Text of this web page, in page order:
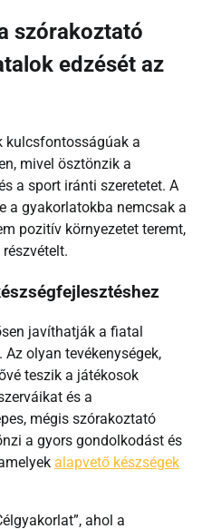
szórakoztató
edzését az
kulcsfontosságúak a
mivel ösztönzik a
a sport iránti szeretetet. A
a gyakorlatokba nemcsak a
pozitív környezetet teremt,
javíthatják a fiatal
olyan tevékenységek,
teszik a játékosok
és a
mégis szórakoztató
a gyors gondolkodást és
alapvető készségek
ahol a